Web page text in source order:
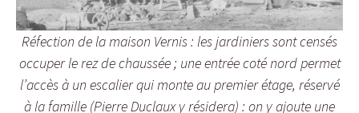
Réfection de la maison Vernis : les jardiniers sont censés
occuper le rez de chaussée ; une entrée coté nord permet
l’accès à un escalier qui monte au premier étage, réservé
à la famille (Pierre Duclaux y résidera) : on y ajoute une